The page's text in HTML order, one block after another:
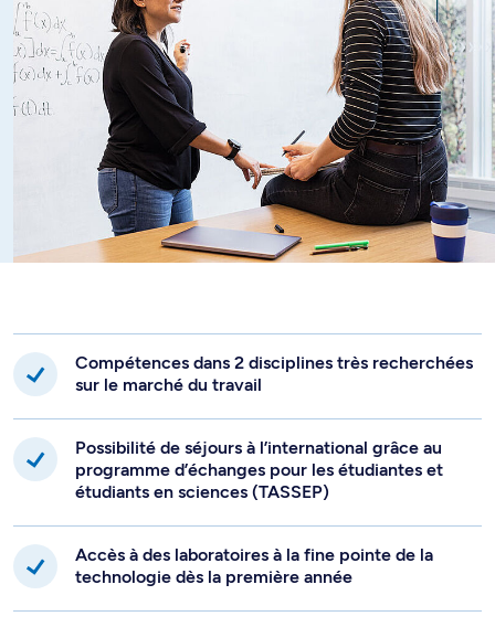
vos objectifs de carrière.
Compétences dans 2 disciplines très recherchées
sur le marché du travail
Possibilité de séjours à l’international grâce au
programme d’échanges pour les étudiantes et
étudiants en sciences (TASSEP)
Accès à des laboratoires à la fine pointe de la
technologie dès la première année